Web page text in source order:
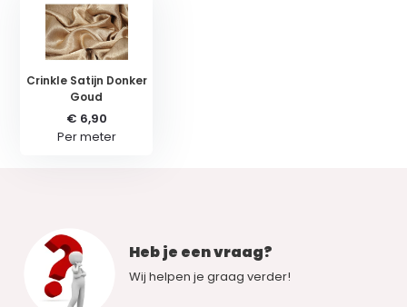
Crinkle Satijn Donker
Goud
€ 6,90
Per meter
Heb je een vraag?
Wij helpen je graag verder!